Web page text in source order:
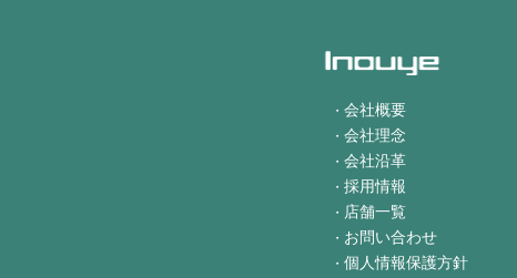
会社概要
会社理念
会社沿革
採用情報
店舗一覧
お問い合わせ
個人情報保護方針